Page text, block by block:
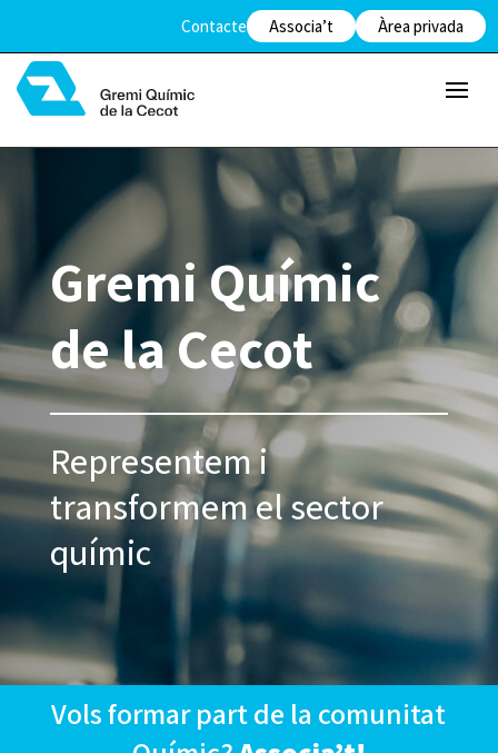
Contacte Associa’t Àrea privada
Gremi Químic
de la Cecot
Representem i
transformem el sector
químic
Vols formar part de la comunitat